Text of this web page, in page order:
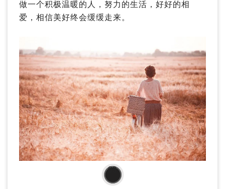
做一个积极温暖的人，努力的生活，好好的相
爱，相信美好终会缓缓走来。
03